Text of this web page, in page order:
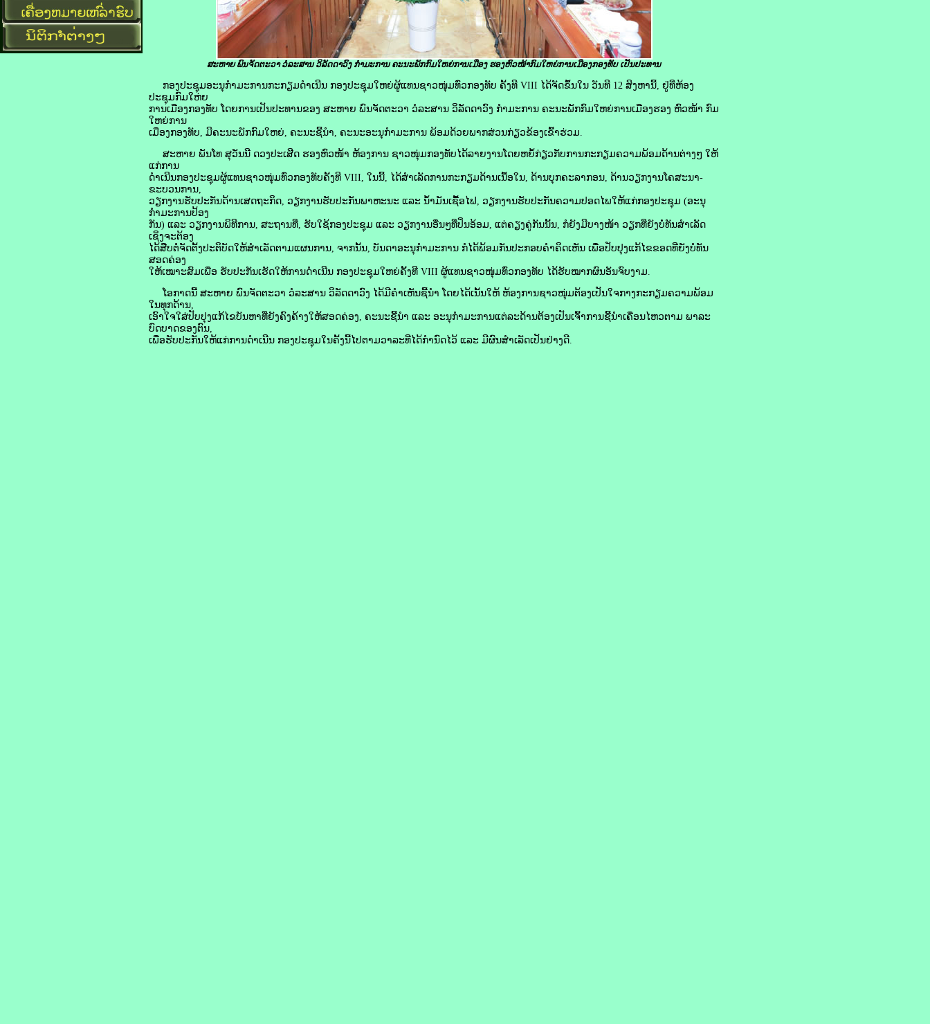
ສະຫາຍພົນຈັດຕະວາ ວໍລະສານ ວິລັດດາວົງ ກໍາມະການ ຄະນະພັກກົມໃຫຍ່ການເມືອງຮອງຫົວໜ້າກົມໃຫຍ່ການເມືອງກອງທັບ ​ເປັນ​ປະທານ
ກອງປະຊຸມອະນຸກໍາມະການກະກຽມດໍາເນີນ ກອງປະຊຸມໃຫຍ່ຜູ້ແທນຊາວໜຸ່ມທົ່ວກອງທັບ ຄັ້ງທີ VIII ໄດ້ຈັດຂຶ້ນໃນ ວັນທີ 12 ສິງຫານີ້, ຢູ່ທີ່ຫ້ອງ
ປະຊຸມກົມໃຫ່ຍ
ການເມືອງກອງທັບ ໂດຍການເປັນປະທານຂອງ ສະຫາຍ ພົນຈັດຕະວາ ວໍລະສານ ວິລັດດາວົງ ກໍາມະການ ຄະນະພັກກົມໃຫຍ່ການເມືອງຮອງ ຫົວໜ້າ ກົມ
ໃຫຍ່ການ
ເມືອງກອງທັບ, ມີຄະນະພັກກົມໃຫຍ່, ຄະນະຊີ້ນໍາ, ຄະນະອະນຸກໍາມະການ ພ້ອມດ້ວຍພາກສ່ວນກ່ຽວຂ້ອງເຂົ້າຮ່ວມ.
ສະຫາຍ ພັນໂທ ສຸວັນນີ ດວງປະເສີດ ຮອງຫົວໜ້າ ຫ້ອງການ ຊາວໜຸ່ມກອງທັບໄດ້ລາຍງານໂດຍຫຍໍ້ກ່ຽວກັບການກະກຽມຄວາມພ້ອມດ້ານຕ່າງໆ ໃຫ້
ແກ່ການ
ດໍາເນີນກອງປະຊຸມຜູ້ແທນຊາວໜຸ່ມທົ່ວກອງທັບຄັ້ງທີ VIII, ໃນນີ້, ໄດ້ສໍາເລັດການກະກຽມດ້ານເນື້ອໃນ, ດ້ານບຸກຄະລາກອນ, ດ້ານວຽກງານໂຄສະນາ-
ຂະບວນການ,
ວຽກງານຮັບປະກັນດ້ານເສດຖະກິດ, ວຽກງານຮັບປະກັນພາຫະນະ ແລະ ນໍ້າມັນເຊື້ອໄຟ, ວຽກງານຮັບປະກັນຄວາມປອດໄພໃຫ້ແກ່ກອງປະຊຸມ (ອະນຸ
ກໍາມະການປ້ອງ
ກັນ) ແລະ ວຽກງານພິທີການ, ສະຖານທີ່, ຮັບໃຊ້ກອງປະຊຸມ ແລະ ວຽກງານອື່ນໆທີ່ປິ່ນອ້ອມ, ແຕ່ຄຽງຄູ່ກັນນັ້ນ, ກໍຍັງມີບາງໜ້າ ວຽກທີ່ຍັງບໍ່ທັນສໍາເລັດ
ເຊິ່ງຈະຕ້ອງ
ໄດ້ສືບຕໍ່ຈັດຕັ້ງປະຕິບັດໃຫ້ສໍາເລັດຕາມແຜນການ, ຈາກນັ້ນ, ບັນດາອະນຸກໍາມະການ ກໍໄດ້ພ້ອມກັນປະກອບຄໍາຄິດເຫັນ ເພື່ອປັບປຸງແກ້ໄຂຂອດທີ່ຍັງບໍ່ທັນ
ສອດຄ່ອງ
ໃຫ້ເໝາະສົມເພື່ອ ຮັບປະກັນເຮັດໃຫ້ການດໍາເນີນ ກອງປະຊຸມໃຫຍ່ຄັ້ງທີ VIII ຜູ້ແທນຊາວໜຸ່ມທົ່ວກອງທັບ ໄດ້ຮັບໝາກຜົນອັນຈົບງາມ.
ໂອກາດນີ້ ສະຫາຍ ພົນຈັດຕະວາ ວໍລະສານ ວິລັດດາວົງ ໄດ້ມີຄໍາເຫັນຊີ້ນໍາ ໂດຍໄດ້ເນັ້ນໃຫ້ ຫ້ອງການຊາວໜຸ່ມຕ້ອງເປັນໃຈກາງກະກຽມຄວາມພ້ອມ
ໃນທຸກດ້ານ,
ເອົາໃຈໃສ່ປັບປຸງແກ້ໄຂບັນຫາທີ່ຍັງຄົງຄ້າງໃຫ້ສອດຄ່ອງ, ຄະນະຊີ້ນໍາ ແລະ ອະນຸກໍາມະການແຕ່ລະດ້ານຕ້ອງເປັນເຈົ້າການຊີ້ນໍາເຄື່ອນໄຫວຕາມ ພາລະ
ບົດບາດຂອງຕົນ,
ເພື່ອຮັບປະກັນໃຫ້ແກ່ການດໍາເນີນ ກອງປະຊຸມໃນຄັ້ງນີ້ໄປຕາມວາລະທີ່ໄດ້ກໍານົດໄວ້ ແລະ ມີຜົນສໍາເລັດເປັນຢ່າງດີ.